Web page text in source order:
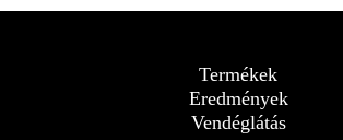
Termékek
Eredmények
Vendéglátás